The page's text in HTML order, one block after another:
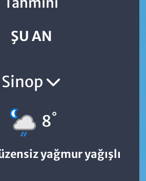
ŞU AN
Sinop
8°
yağmur yağışlı